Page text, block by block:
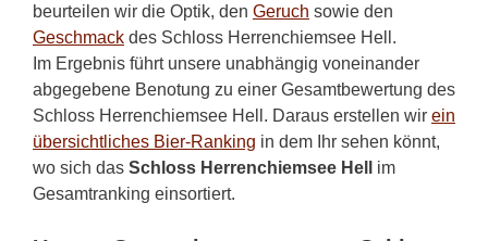
beurteilen wir die Optik, den Geruch sowie den
Geschmack des Schloss Herrenchiemsee Hell.
Im Ergebnis führt unsere unabhängig voneinander
abgegebene Benotung zu einer Gesamtbewertung des
Schloss Herrenchiemsee Hell. Daraus erstellen wir ein
übersichtliches Bier-Ranking in dem Ihr sehen könnt,
wo sich das Schloss Herrenchiemsee Hell
im
Gesamtranking einsortiert.